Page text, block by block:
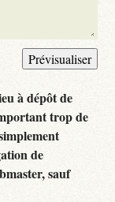
à dépôt de
trop de
de
sauf